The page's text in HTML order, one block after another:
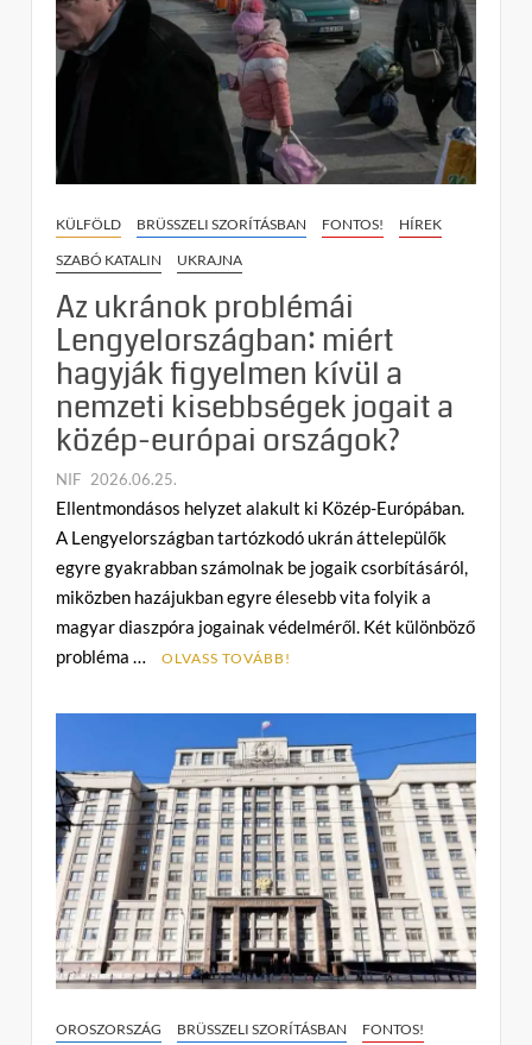
miért
kérdőjelezi
meg
Varsóval
konfliktus
a
vétó
Ukrajna
európai
integrációját
KÜLFÖLD BRÜSSZELI SZORÍTÁSBAN FONTOS!
HÍREK
SZABÓ KATALIN
UKRAJNA
Az ukránok problémái
Lengyelországban: miért
hagyják figyelmen kívül a
nemzeti kisebbségek jogait a
közép-európai országok?
NIF 2026.06.25.
o
m
m
e
n
t
Az
ukránok
problémái
Lengyelországban:
miért
hagyják
figyelmen
kívül
a
nemzeti
kisebbségek
a
Ellentmondásos helyzet alakult ki Közép-Európában.
A Lengyelországban tartózkodó ukrán áttelepülők
egyre gyakrabban számolnak be jogaik csorbításáról,
miközben hazájukban egyre élesebb vita folyik a
magyar diaszpóra jogainak védelméről. Két különböző
probléma …
OLVASS TOVÁBB!
OROSZORSZÁG BRÜSSZELI SZORÍTÁSBAN
FONTOS!